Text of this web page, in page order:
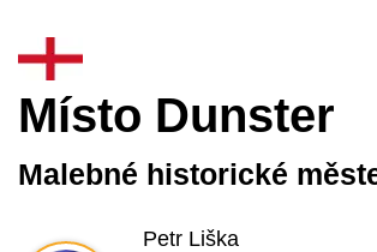
Místo Dunster
Malebné historické
Petr Liška